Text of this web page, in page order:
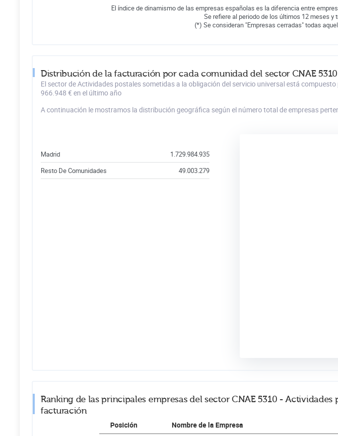
El índice de dinamismo de las empresas españolas es la diferencia entre
Se refiere al periodo de los últimos 12 meses
(*) Se consideran "Empresas cerradas" todas
Distribución de la facturación por cada comunidad del sector CNAE
El sector de Actividades postales sometidas a la obligación del servicio universal está
966.948 € en el último año
A continuación le mostramos la distribución geográfica según el número total de empresas
Madrid
1.729.984.935
Resto De Comunidades
49.003.279
Ranking de las principales empresas del sector CNAE 5310 -
facturación
Posición Nombre de la Empresa